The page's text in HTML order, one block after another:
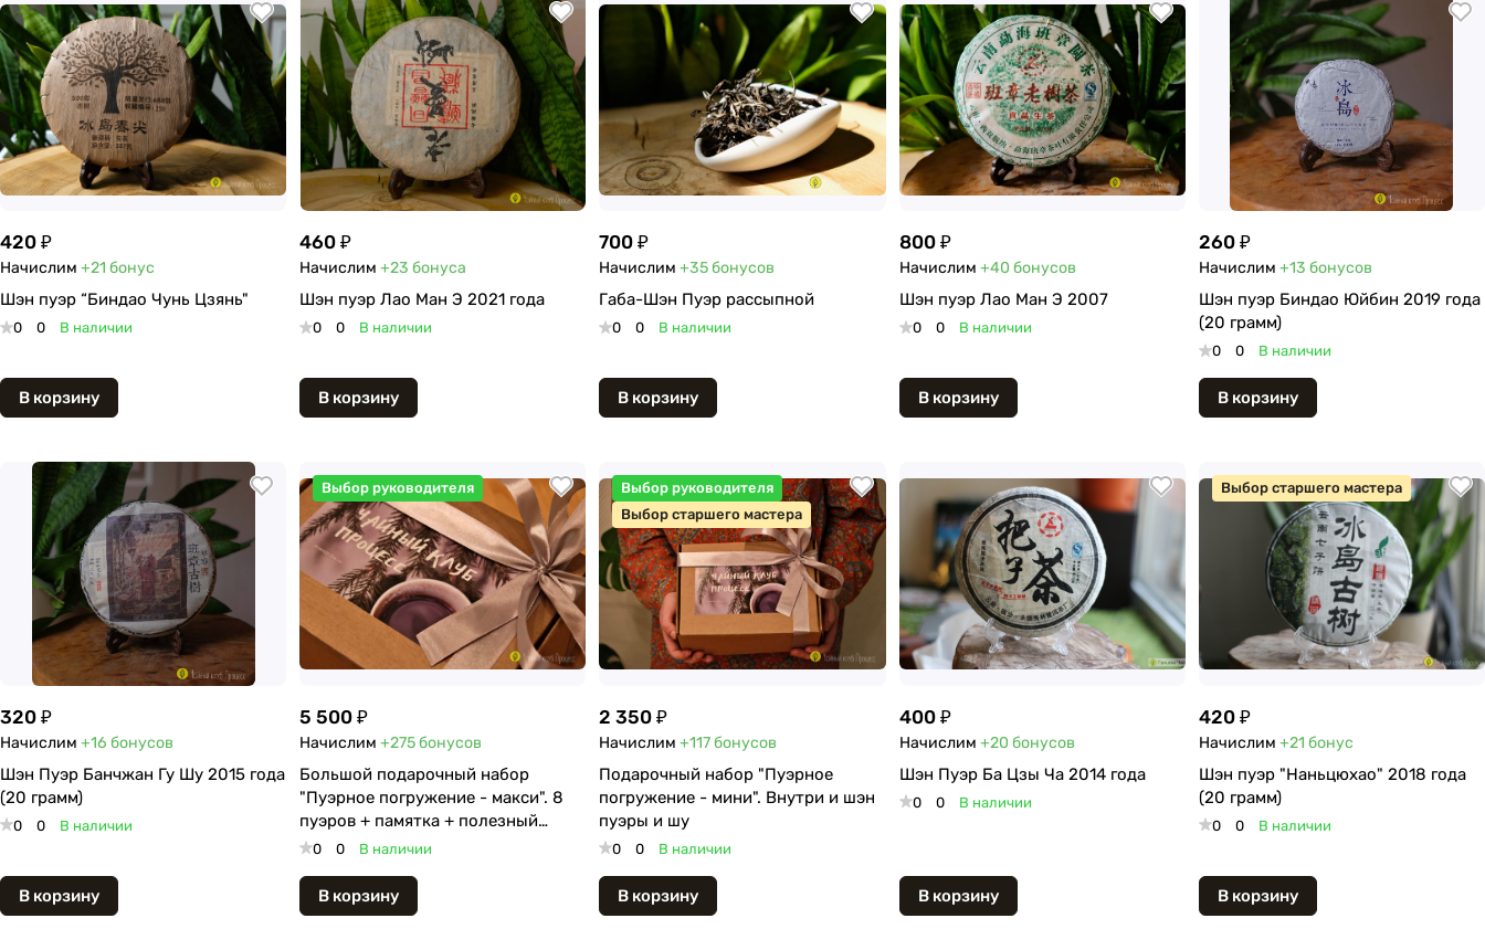
420 ₽
Начислим +21 бонус
Шэн пуэр “Биндао Чунь Цзянь"
0 0 В наличии
В корзину
460 ₽
Начислим +23 бонуса
Шэн пуэр Лао Ман Э 2021 года
0 0 В наличии
В корзину
700 ₽
Начислим +35бонусов
Габа-Шэн Пуэр рассыпной
0 0 В наличии
В корзину
800 ₽
Начислим +40 бонусов
Шэн пуэр Лао Ман Э 2007
0 0 В наличии
В корзину
260 ₽
Начислим +13 бонусов
Шэн пуэр Биндао Юйбин 2019 года
(20 грамм)
0 0 В наличии
В корзину
320 ₽
Начислим +16 бонусов
Шэн Пуэр Банчжан Гу Шу 2015 года
(20 грамм)
0 0 В наличии
В корзину
Выбор руководителя
5 500 ₽
Начислим +275бонусов
Большой подарочный набор
"Пуэрное погружение - макси". 8
пуэров + памятка + полезный
батончик
0 0 В наличии
В корзину
Выбор руководителя
Выбор старшего мастера
2 350 ₽
Начислим +117бонусов
Подарочный набор "Пуэрное
погружение - мини". Внутри и шэн
пуэры и шу
0 0 В наличии
В корзину
400 ₽
Начислим +20 бонусов
Шэн Пуэр Ба Цзы Ча 2014 года
0 0 В наличии
В корзину
Выбор старшего мастера
420 ₽
Начислим +21 бонус
Шэн пуэр "Наньцюхао" 2018 года
(20 грамм)
0 0 В наличии
В корзину